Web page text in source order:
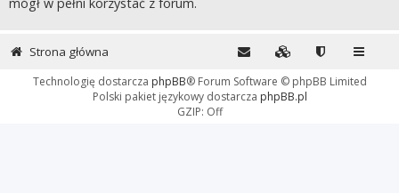
Strona główna
Technologię dostarcza phpBB® Forum Software © phpBB Limited
Polski pakiet językowy dostarcza phpBB.pl
GZIP: Off